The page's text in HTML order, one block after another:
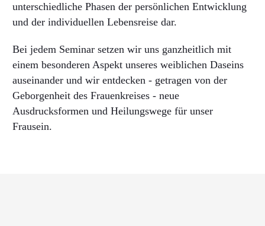
unterschiedliche Phasen der persönlichen Entwicklung
und der individuellen Lebensreise dar.
Bei jedem Seminar setzen wir uns ganzheitlich mit
einem besonderen Aspekt unseres weiblichen Daseins
auseinander und wir entdecken - getragen von der
Geborgenheit des Frauenkreises - neue
Ausdrucksformen und Heilungswege für unser
Frausein.